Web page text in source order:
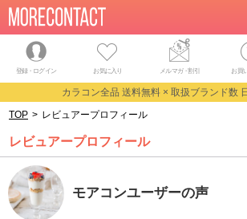
登録・ログイン お気に入り メルマガ・割引 お買
カラコン全品 送料無料 × 取扱ブランド数
TOP > レビュアープロフィール
レビュアープロフィール
モアコンユーザーの声